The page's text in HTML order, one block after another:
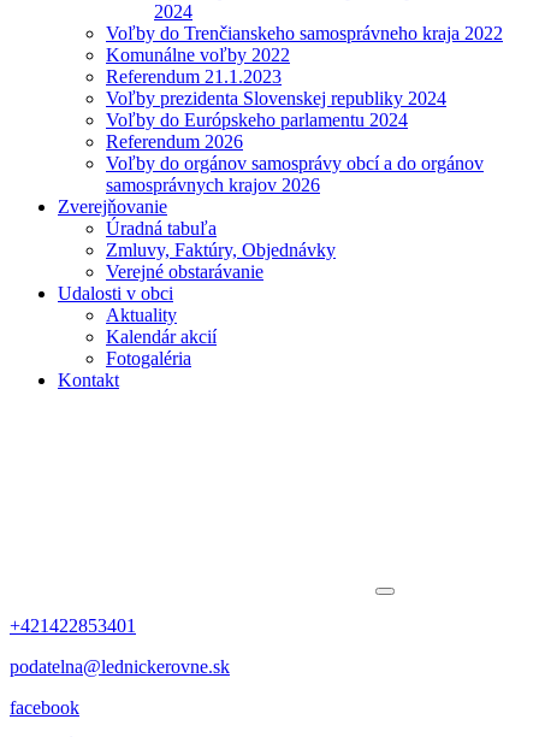
2024
Voľby do Trenčianskeho samosprávneho kraja 2022
Komunálne voľby 2022
Referendum 21.1.2023
Voľby prezidenta Slovenskej republiky 2024
Voľby do Európskeho parlamentu 2024
Referendum 2026
Voľby do orgánov samosprávy obcí a do orgánov
samosprávnych krajov 2026
Zverejňovanie
Úradná tabuľa
Zmluvy, Faktúry, Objednávky
Verejné obstarávanie
Udalosti v obci
Aktuality
Kalendár akcií
Fotogaléria
Kontakt
+421422853401
podatelna@lednickerovne.sk
facebook